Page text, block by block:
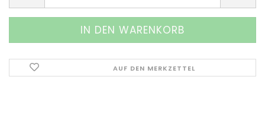
AUF DEN MERKZETTEL